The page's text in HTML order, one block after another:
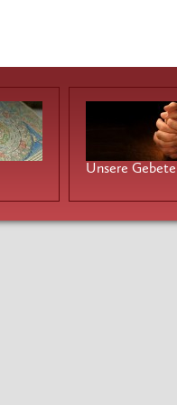
Unsere Gebete